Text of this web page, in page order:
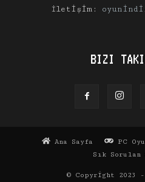
İletişim:
BIZI
Ana Sayfa PC
Sık Sorulan
© Copyright 2023